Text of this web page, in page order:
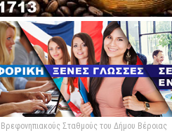
Σταθμούς του Δήμου Βέροιας